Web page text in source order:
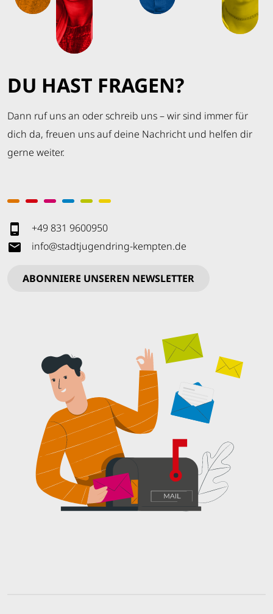
DU HAST FRAGEN?
Dann ruf uns an oder schreib uns – wir sind immer für
dich da, freuen uns auf deine Nachricht und helfen dir
gerne weiter.
+49 831 9600950
info@stadtjugendring-kempten.de
ABONNIERE UNSEREN NEWSLETTER